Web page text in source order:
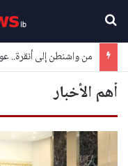
أهم الأخبار